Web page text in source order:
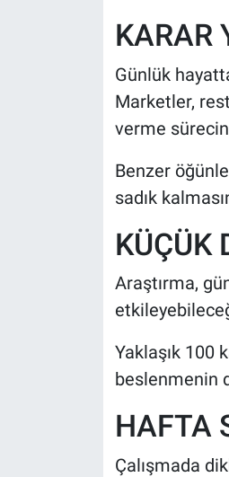
KARAR
Günlük
Marketler,
verme
Benzer
sadık
KÜÇÜK
Araştırma,
Yaklaşık 100
beslenmenin
HAFTA
Çalışmada